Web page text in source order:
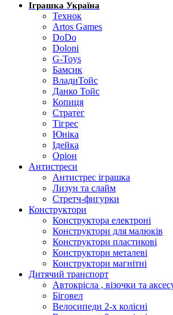
Іграшка Україна
Технок
Artos Games
DoDo
Doloni
G-Toys
Бамсик
ВладиТойс
Данко Тойс
Копиця
Стратег
Тігрес
Юніка
Ідейка
Оріон
Антистреси
Антистрес іграшка
Лизун та слайм
Стретч-фигурки
Конструктори
Конструктора електроні
Конструктори для малюків
Конструктори пластикові
Конструктори металеві
Конструктори магнітні
Дитячий транспорт
Автокрісла , візочки та
Біговел
Велосипеди 2-х колісні